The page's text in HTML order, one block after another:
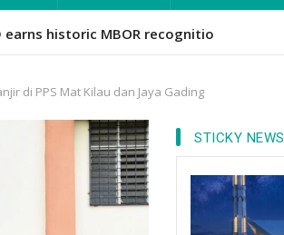
Tamat Pengajian Berterusan Hingga PhD
di PPS Mat Kilau dan Jaya Gading
STICKY NEWS